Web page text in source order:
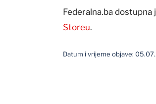
Federalna.ba dostupna
Storeu.
Datum i vrijeme objave: